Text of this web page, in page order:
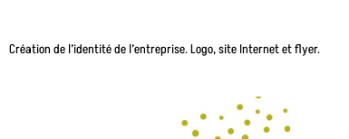
Création de l’identité de l’entreprise. Logo, site Internet et flyer.